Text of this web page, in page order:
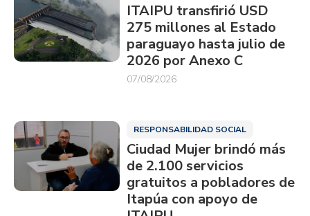
ITAIPU transfirió USD
275 millones al Estado
paraguayo hasta julio de
2026 por Anexo C
07/08/2026
RESPONSABILIDAD SOCIAL
Ciudad Mujer brindó más
de 2.100 servicios
gratuitos a pobladores de
Itapúa con apoyo de